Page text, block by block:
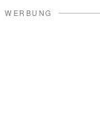
WERBUNG